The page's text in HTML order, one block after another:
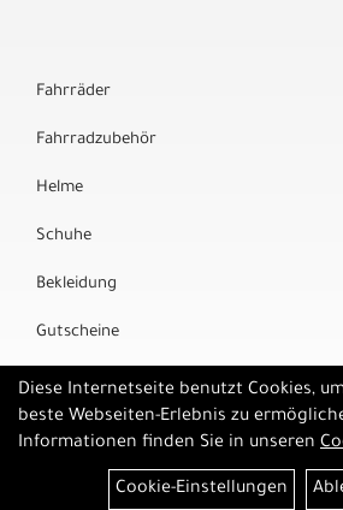
Fahrräder
Fahrradzubehör
Helme
Schuhe
Bekleidung
Gutscheine
Marken
Diese Internetseite benutzt Cookies,
beste Webseiten-Erlebnis zu
Informationen finden Sie in unseren
Cookie-Einstellungen